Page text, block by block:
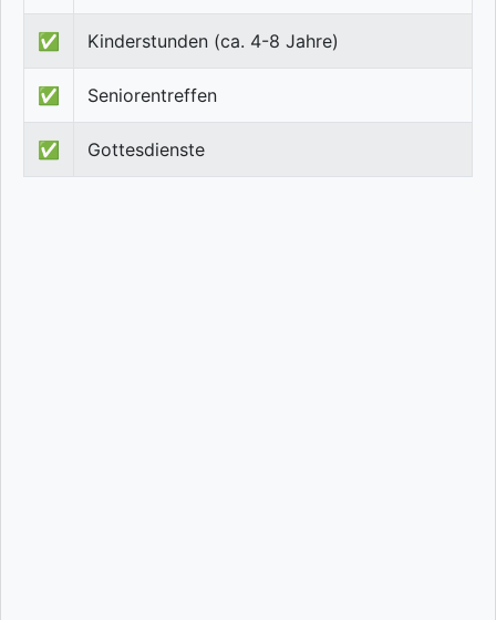
✅ Kinderstunden (ca. 4-8 Jahre)
✅ Seniorentreffen
✅ Gottesdienste